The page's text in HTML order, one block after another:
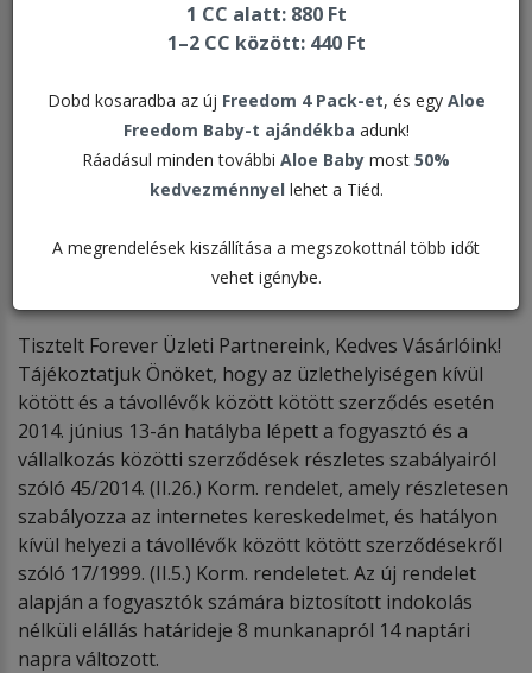
1 CC alatt: 880 Ft
1–2 CC között: 440 Ft
Dobd kosaradba az új Freedom 4 Pack-et, és egy Aloe
Freedom Baby-t ajándékba adunk!
Ráadásul minden további Aloe Baby most 50%
kedvezménnyel lehet a Tiéd.
A megrendelések kiszállítása a megszokottnál több időt
vehet igénybe.
Figyelmükbe ajánljuk
További hírekért, információkért keressék fel állandó
internetes portáljainkat:
Társaságunk honlapja
Az FLP Magyarország a Facebookon
Tisztelt Forever Üzleti Partnereink, Kedves Vásárlóink!
Tájékoztatjuk Önöket, hogy az üzlethelyiségen kívül
kötött és a távollévők között kötött szerződés esetén
2014. június 13-án hatályba lépett a fogyasztó és a
vállalkozás közötti szerződések részletes szabályairól
szóló 45/2014. (II.26.) Korm. rendelet, amely részletesen
szabályozza az internetes kereskedelmet, és hatályon
kívül helyezi a távollévők között kötött szerződésekről
szóló 17/1999. (II.5.) Korm. rendeletet. Az új rendelet
alapján a fogyasztók számára biztosított indokolás
nélküli elállás határideje 8 munkanapról 14 naptári
napra változott.